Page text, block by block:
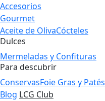
Accesorios
Gourmet
Aceite de OlivaCócteles
Dulces
Mermeladas y Confituras
Para descubrir
ConservasFoie Gras y Patés
Blog LCG Club